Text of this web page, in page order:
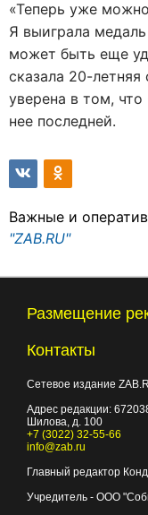
«Теперь уже
Я выиграла
может быть еще
сказала 20-летняя
уверена в том,
нее последней.
Важные и
"ZAB.RU"
Размещение
Контакты
Сетевое издание
Адрес редакции:
Шилова, д. 100
+7 (3022) 32-55-66
info@zab.ru
Главный редактор
Учредитель - ООО